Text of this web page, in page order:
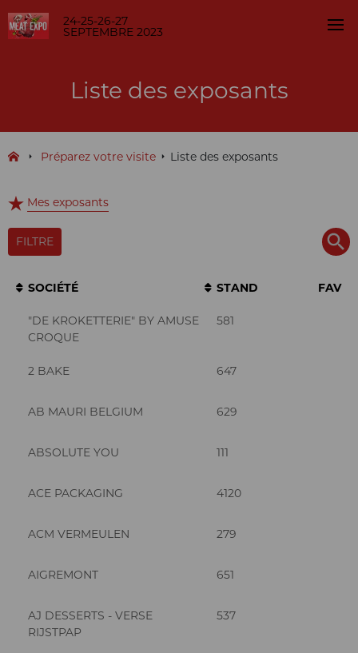
24-25-26-27
SEPTEMBRE 2023
Liste des exposants
Préparez votre visite Liste des exposants
Mes exposants
FILTRE
SOCIÉTÉ STAND FAV
"DE KROKETTERIE" BY AMUSE
CROQUE
581
2 BAKE 647
AB MAURI BELGIUM 629
ABSOLUTE YOU 111
ACE PACKAGING 4120
ACM VERMEULEN 279
AIGREMONT 651
AJ DESSERTS - VERSE
RIJSTPAP
537